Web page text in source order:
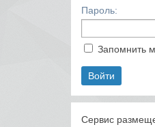
Пароль:
Запомнить
Сервис